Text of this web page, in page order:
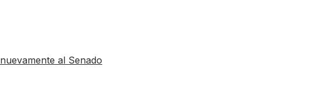
al Senado